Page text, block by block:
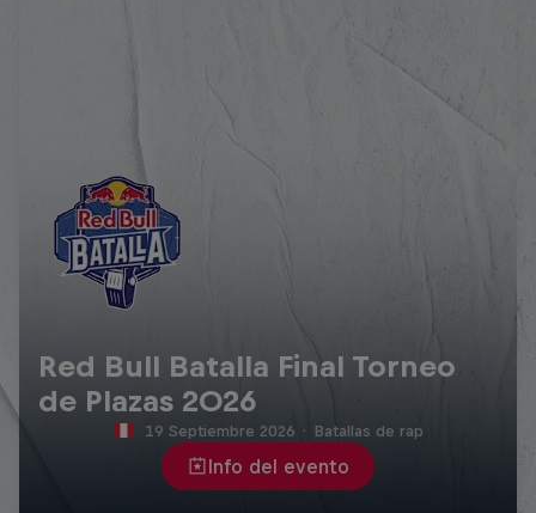
Red Bull Batalla Final Torneo
de Plazas 2026
Info del evento
19 Septiembre 2026 · Batallas de rap